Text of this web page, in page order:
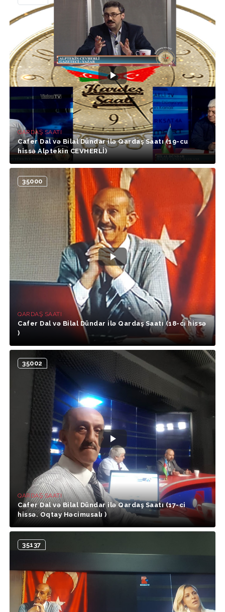
QARDAŞ SAATI
Cafer Dal və Bilal Dündar ilə Qardaş Saatı (19-cu
hissə Alptekin CEVHERLİ)
35000
QARDAŞ SAATI
Cafer Dal və Bilal Dündar ilə Qardaş Saatı (18-ci hissə
)
35002
QARDAŞ SAATI
Cafer Dal və Bilal Dündar ilə Qardaş Saatı (17-ci
hissə. Oqtay Həcimusalı )
35137